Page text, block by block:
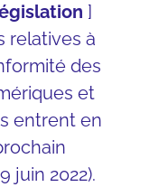
]
relatives à
des
et
entrent en
juin 2022).